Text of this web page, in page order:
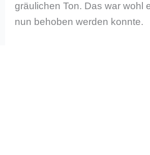
gräulichen Ton. Das war wohl
nun behoben werden konnte.